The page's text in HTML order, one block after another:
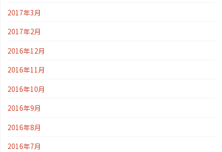
2017年3月
2017年2月
2016年12月
2016年11月
2016年10月
2016年9月
2016年8月
2016年7月